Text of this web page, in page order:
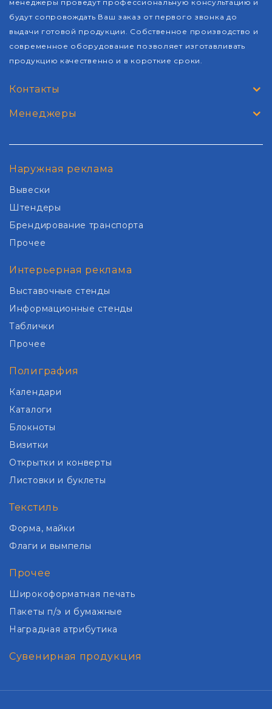
Наружная реклама
Вывески
Штендеры
Брендирование транспорта
Прочее
Интерьерная реклама
Выставочные стенды
Информационные стенды
Таблички
Прочее
Полиграфия
Календари
Каталоги
Блокноты
Визитки
Открытки и конверты
Листовки и буклеты
Текстиль
Форма, майки
Флаги и вымпелы
Прочее
Широкоформатная печать
Пакеты п/э и бумажные
Наградная атрибутика
Сувенирная продукция
менеджеры проведут профессиональную консультацию и
будут сопровождать Ваш заказ от первого звонка до
выдачи готовой продукции. Собственное производство и
современное оборудование позволяет изготавливать
продукцию качественно и в короткие сроки.
Контакты
Менеджеры